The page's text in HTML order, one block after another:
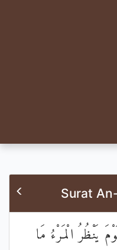
Surat
يَنْظُرُ الْمَرْءُ مَا